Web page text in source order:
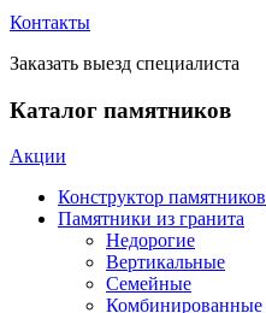
Контакты
Заказать выезд специалиста
Каталог памятников
Акции
Конструктор памятников
Памятники из гранита
Недорогие
Вертикальные
Семейные
Комбинированные